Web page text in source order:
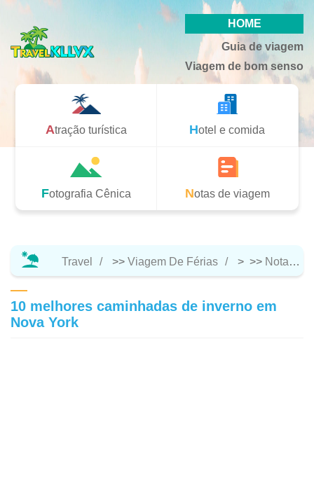
HOME
Guia de viagem
Viagem de bom senso
Atração turística Hotel e comida
Fotografia Cênica Notas de viagem
Travel >> Viagem De Férias > >> Notas De Viagem
10 melhores caminhadas de inverno em
Nova York